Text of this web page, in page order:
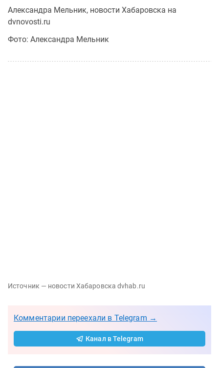
Александра Мельник, новости Хабаровска на
dvnovosti.ru
Фото: Александра Мельник
Источник — новости Хабаровска dvhab.ru
Комментарии переехали в Telegram →
Канал в Telegram